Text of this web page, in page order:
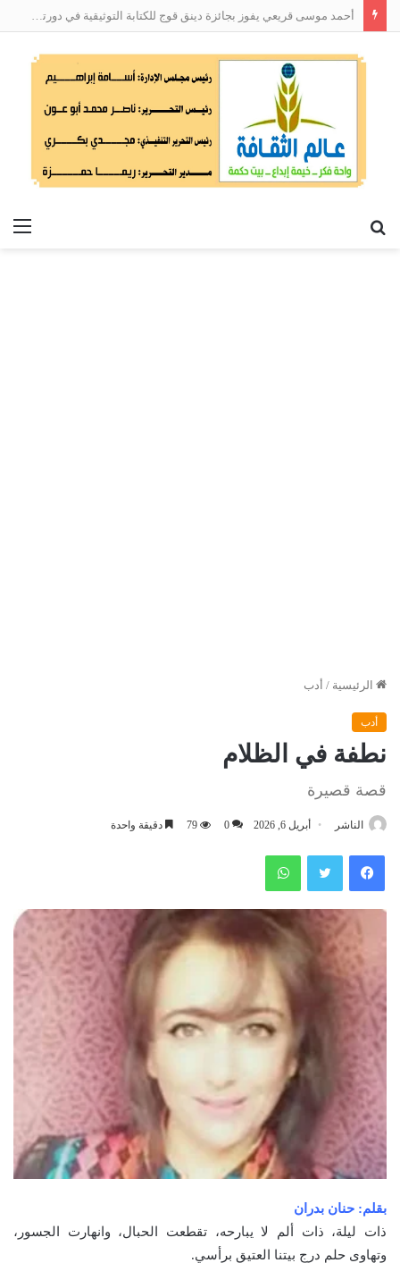
أحمد موسى قريعي يفوز بجائزة دينق قوج للكتابة التوثيقية في دورتها الأولى
الرئيسية / أدب
أدب
نطفة في الظلام
قصة قصيرة
الناشر أبريل 6, 2026 0
79 دقيقة واحدة
فيسبوك تويتر واتساب
بقلم: حنان بدران
ذات ليلة، ذات ألم لا يبارحه، تقطعت الحبال، وانهارت الجسور،
وتهاوى حلم درج بيتنا العتيق برأسي.